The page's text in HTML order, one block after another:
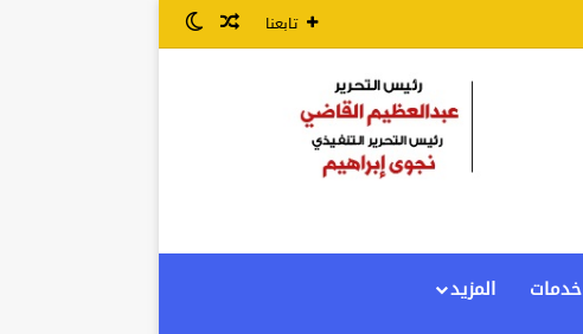
تابعنا مقال عشوائي
الوضع المظلم
خدمات
المزيد